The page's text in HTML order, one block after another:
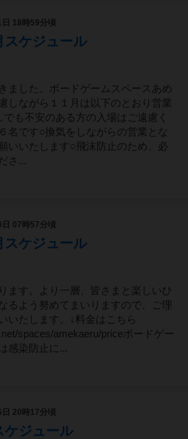
18時59分頃
スケジュール
ました。ボードゲームスペースあめ
しながら１１月は以下のとおり営業
も不安のある方の入場はご遠慮く
名です○換気をしながらの営業とな
いいたします○飛沫防止のため、必
さ...
07時57分頃
スケジュール
ます。より一層、皆さまと楽しいひ
るよう努めてまいりますので、ご理
いたします。↓料金はこちら
spaces/amekaeru/priceボードゲー
感染防止に...
20時17分頃
ケジュール